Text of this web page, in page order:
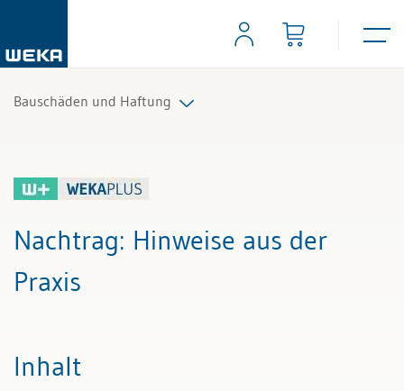
Bauschäden und Haftung
Alle Fachexperten
Nachtrag: Hinweise aus der
Praxis
Inhalt